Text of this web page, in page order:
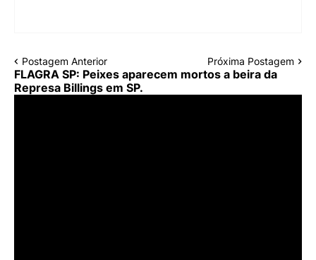
Postagem Anterior Próxima Postagem
FLAGRA SP: Peixes aparecem mortos a beira da
Represa Billings em SP.